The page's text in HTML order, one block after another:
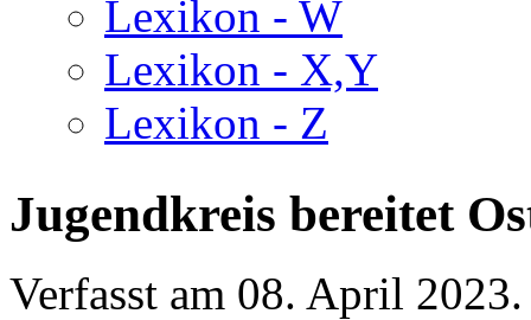
Lexikon - W
Lexikon - X,Y
Lexikon - Z
Jugendkreis bereitet
Verfasst am 08. April 2023.